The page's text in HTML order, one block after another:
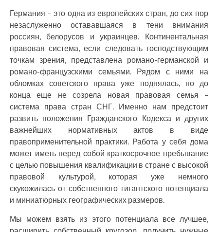
Германия – это одна из европейских стран, до сих пор
незаслуженно остававшаяся в тени внимания
россиян, белорусов и украинцев. Континентальная
правовая система, если следовать господствующим
точкам зрения, представлена романо-германской и
романо-французскими семьями. Рядом с ними на
обломках советского права уже поднялась, но до
конца еще не созрела новая правовая семья –
система права стран СНГ. Именно нам предстоит
развить положения Гражданского Кодекса и других
важнейших нормативных актов в виде
правоприменительной практики. Работа у себя дома
может иметь перед собой краткосрочное пребывание
с целью повышения квалификации в стране с высокой
правовой культурой, которая уже немного
скукожилась от собственного гигантского потенциала
и миниатюрных географических размеров.
Мы можем взять из этого потенциала все лучшее,